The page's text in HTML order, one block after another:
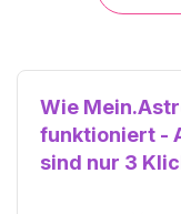
Wie
funktioniert -
sind nur 3